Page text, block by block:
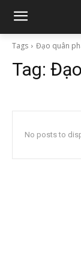
Tags Đạo quân
Tag:
No posts to